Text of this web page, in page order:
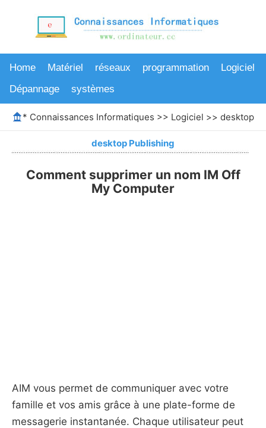
Home Matériel réseaux programmation
Logiciel
Dépannage
systèmes
* Connaissances Informatiques >> Logiciel >> desktop
desktop Publishing
Comment supprimer un nom IM Off
My Computer
AIM vous permet de communiquer avec votre
famille et vos amis grâce à une plate-forme de
messagerie instantanée. Chaque utilisateur peut